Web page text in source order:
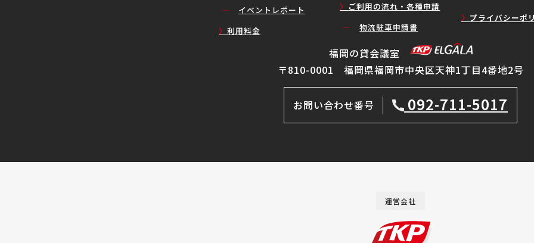
イベントレポート
利用料金
ご利用の流れ・各種申請
物流駐車申請書
プライバシーポ
福岡の貸会議室
〒810-0001 福岡県福岡市中央区天神1丁目4番地2号
お問い合わせ番号 092-711-5017
運営会社